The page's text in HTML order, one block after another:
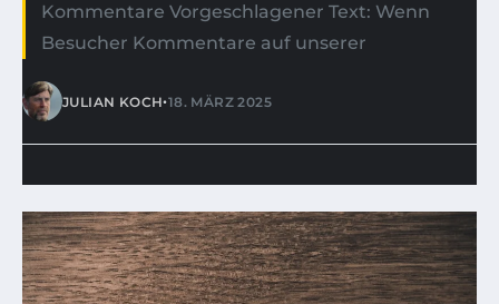
Kommentare Vorgeschlagener Text: Wenn
Besucher Kommentare auf unserer
JULIAN KOCH•18. MÄRZ 2025